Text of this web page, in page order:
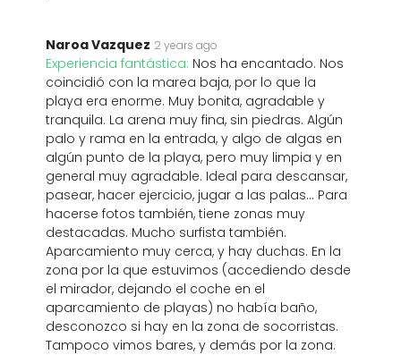
Naroa Vazquez 2 years ago
Experiencia fantástica: Nos ha encantado. Nos
coincidió con la marea baja, por lo que la
playa era enorme. Muy bonita, agradable y
tranquila. La arena muy fina, sin piedras. Algún
palo y rama en la entrada, y algo de algas en
algún punto de la playa, pero muy limpia y en
general muy agradable. Ideal para descansar,
pasear, hacer ejercicio, jugar a las palas... Para
hacerse fotos también, tiene zonas muy
destacadas. Mucho surfista también.
Aparcamiento muy cerca, y hay duchas. En la
zona por la que estuvimos (accediendo desde
el mirador, dejando el coche en el
aparcamiento de playas) no había baño,
desconozco si hay en la zona de socorristas.
Tampoco vimos bares, y demás por la zona.